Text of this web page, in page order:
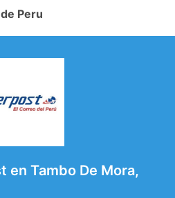
Peru
en Tambo De Mora,